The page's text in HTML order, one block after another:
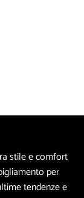
stile e comfort
per
tendenze e